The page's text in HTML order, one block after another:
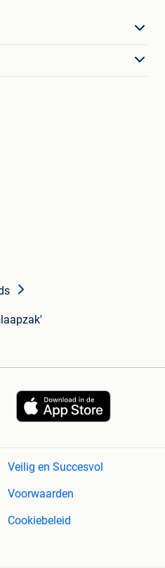
Veilig en Succesvol
Voorwaarden
Cookiebeleid